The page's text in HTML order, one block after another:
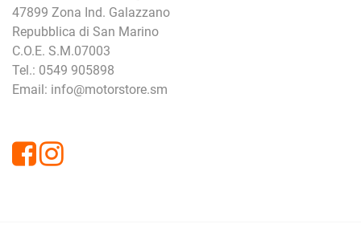
47899 Zona Ind. Galazzano
Repubblica di San Marino
C.O.E. S.M.07003
Tel.: 0549 905898
Email: info@motorstore.sm
FacebookInstagram